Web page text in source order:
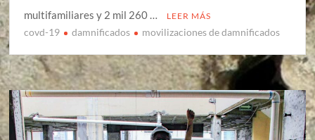
multifamiliares y 2 mil 260 … LEER MÁS
covd-19 damnificados movilizaciones de damnificados